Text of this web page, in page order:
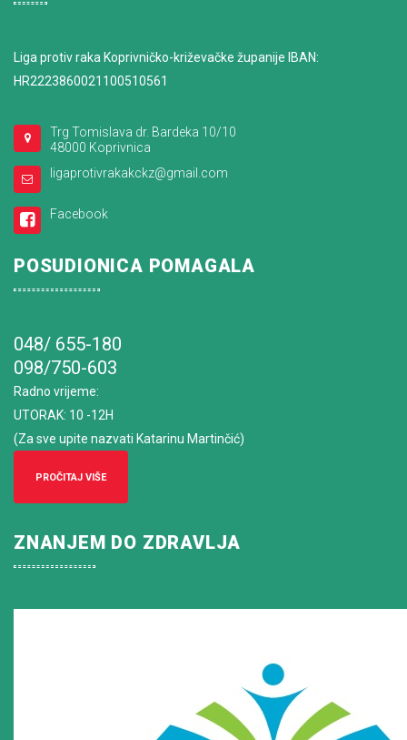
Liga protiv raka Koprivničko-križevačke županije IBAN:
HR2223860021100510561
Trg Tomislava dr. Bardeka 10/10
48000 Koprivnica
ligaprotivrakakckz@gmail.com
Facebook
POSUDIONICA POMAGALA
048/ 655-180
098/750-603
Radno vrijeme:
UTORAK: 10 -12H
(Za sve upite nazvati Katarinu Martinčić)
PROČITAJ VIŠE
ZNANJEM DO ZDRAVLJA